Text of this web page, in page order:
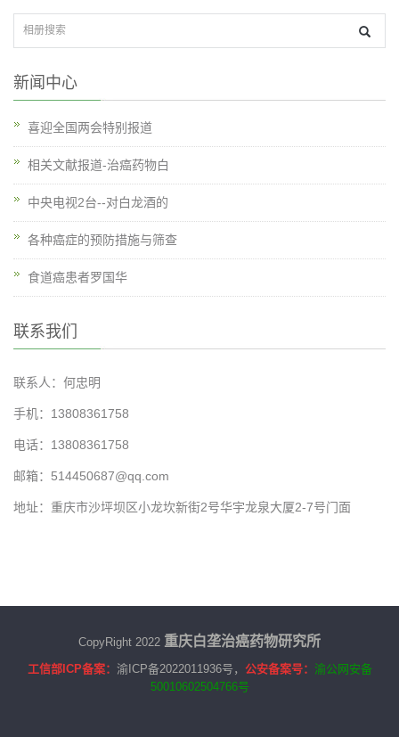
新闻中心
喜迎全国两会特别报道
相关文献报道-治癌药物白
中央电视2台--对白龙酒的
各种癌症的预防措施与筛查
食道癌患者罗国华
联系我们
联系人：何忠明
手机：13808361758
电话：13808361758
邮箱：514450687@qq.com
地址：重庆市沙坪坝区小龙坎新街2号华宇龙泉大厦2-7号门面
CopyRight 2022 重庆白垄治癌药物研究所
工信部ICP备案： 渝ICP备2022011936号 ， 公安备案号： 渝公网安备
50010602504766号